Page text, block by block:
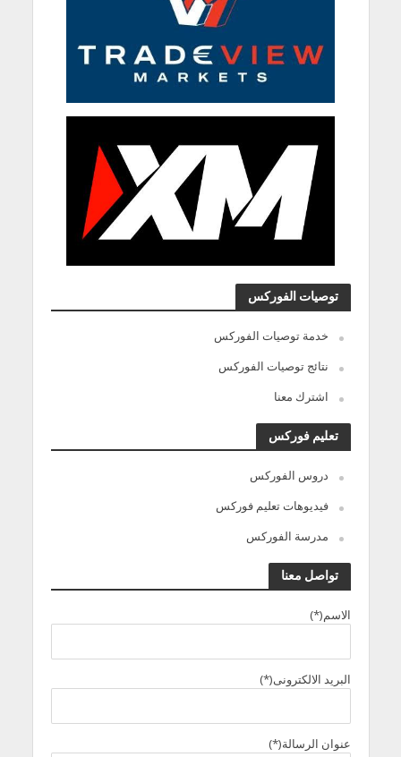
توصيات الفوركس
خدمة توصيات الفوركس
نتائج توصيات الفوركس
اشترك معنا
تعليم فوركس
دروس الفوركس
فيديوهات تعليم فوركس
مدرسة الفوركس
تواصل معنا
الاسم(*)
البريد الالكترونى(*)
عنوان الرسالة(*)